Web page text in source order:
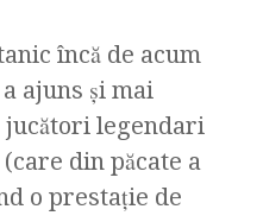
încă de acum
ajuns şi mai
legendari
din păcate a
o prestaţie de